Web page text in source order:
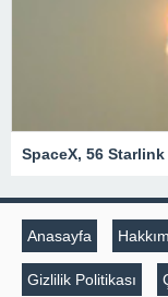
SpaceX, 56
Anasayfa
Gizlilik Politikası